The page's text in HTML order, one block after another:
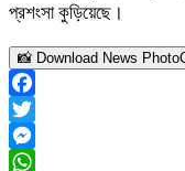
প্রশংসা কুড়িয়েছে।
📸 Download News
Facebook
Twitter
Messenger